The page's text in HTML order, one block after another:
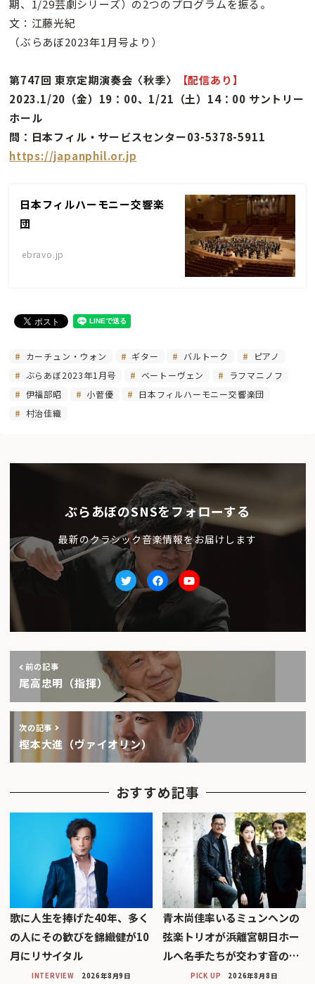
期、1/29芸劇シリーズ）の2つのプログラムを振る。
文：江藤光紀
（ぶらあぼ2023年1月号より）
第747回 東京定期演奏会〈秋季〉
【配信あり】
2023.1/20（金）19：00、1/21（土）14：00 サントリー
ホール
問：日本フィル・サービスセンター03-5378-5911
https://japanphil.or.jp
日本フィルハーモニー交響楽
団
ebravo.jp
カーチュン・ウォン ギター バルトーク
ピアノ
ぶらあぼ2023年1月号
ベートーヴェン
ラフマニノフ
伊福部昭
小菅優
日本フィルハーモニー交響楽団
村治佳織
ぶらあぼのSNSをフォローする
最新のクラシック音楽情報をお届けします
TwitterfacebookYoutube
前の記事
尾高忠明（指揮）
次の記事
樫本大進（ヴァイオリン）
おすすめ記事
歌に人生を捧げた40年、多く
の人にその歓びを錦織健が10
月にリサイタル
INTERVIEW 2026年8月9日
青木尚佳率いるミュンヘンの
弦楽トリオが浜離宮朝日ホー
ルへ――名手たちが交わす音の…
PICK UP 2026年8月8日